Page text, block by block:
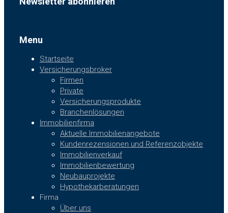
Menu
Startseite
Versicherungsbroker
Firmen
Private
Versicherungsprodukte
Branchenlösungen
Immobilienfirma
Aktuelle Immobilienangebote
Kundenrezensionen und Referenzobjekte
Immobilienverkauf
Immobilienbewertung
Neubauprojekte
Hypothekarberatungen
Firma
Über uns